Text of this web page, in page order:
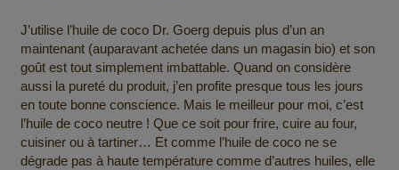
J’utilise l’huile de coco Dr. Goerg depuis plus d’un an
maintenant (auparavant achetée dans un magasin bio) et son
goût est tout simplement imbattable. Quand on considère
aussi la pureté du produit, j’en profite presque tous les jours
en toute bonne conscience. Mais le meilleur pour moi, c’est
l’huile de coco neutre ! Que ce soit pour frire, cuire au four,
cuisiner ou à tartiner… Et comme l’huile de coco ne se
dégrade pas à haute température comme d’autres huiles, elle